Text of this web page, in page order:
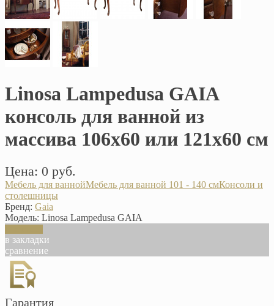
Linosa Lampedusa GAIA
консоль для ванной из
массива 106х60 или 121х60 см
Цена: 0 руб.
Мебель для ваннойМебель для ванной 101 - 140 смКонсоли и
столешницы
Бренд: Gaia
Модель: Linosa Lampedusa GAIA
в закладки
сравнение
Гарантия